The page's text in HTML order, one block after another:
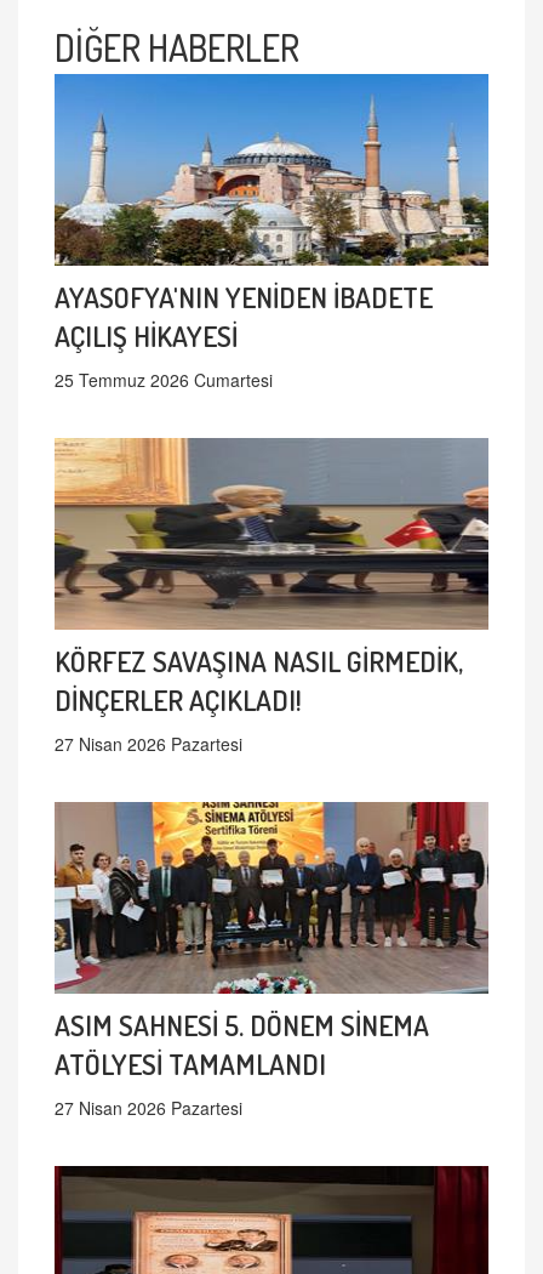
DİĞER HABERLER
AYASOFYA'NIN YENİDEN İBADETE
AÇILIŞ HİKAYESİ
25 Temmuz 2026 Cumartesi
KÖRFEZ SAVAŞINA NASIL GİRMEDİK,
DİNÇERLER AÇIKLADI!
27 Nisan 2026 Pazartesi
ASIM SAHNESİ 5. DÖNEM SİNEMA
ATÖLYESİ TAMAMLANDI
27 Nisan 2026 Pazartesi